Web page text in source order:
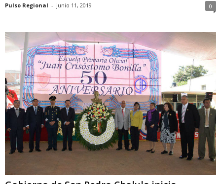
Pulso Regional - junio 11, 2019 0